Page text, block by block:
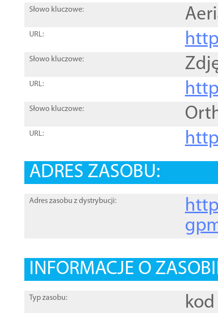
Słowo kluczowe:
URL:
Słowo kluczowe:
URL:
Słowo kluczowe:
URL:
ADRES ZASOBU:
Adres zasobu z dystrybucji:
INFORMACJE O
Typ zasobu: kod